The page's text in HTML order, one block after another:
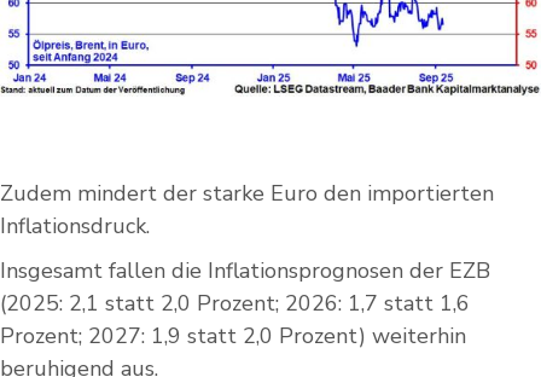
Zudem mindert der starke Euro den importierten
Inflationsdruck.
Insgesamt fallen die Inflationsprognosen der EZB
(2025: 2,1 statt 2,0 Prozent; 2026: 1,7 statt 1,6
Prozent; 2027: 1,9 statt 2,0 Prozent) weiterhin
beruhigend aus.